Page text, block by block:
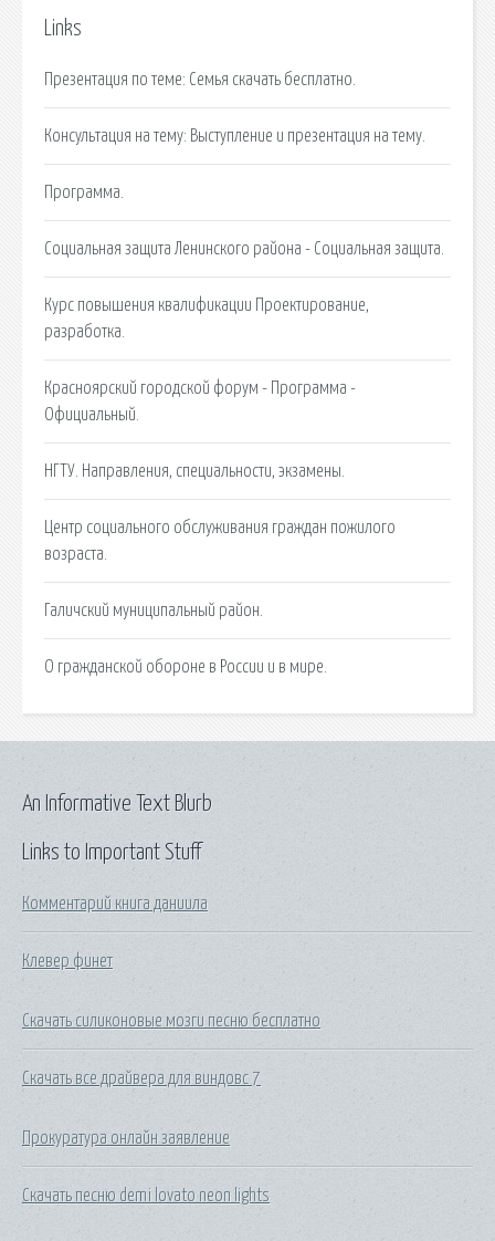
Links
Презентация по теме: Семья скачать бесплатно.
Консультация на тему: Выступление и презентация на тему.
Программа.
Социальная защита Ленинского района - Социальная защита.
Курс повышения квалификации Проектирование,
разработка.
Красноярский городской форум - Программа -
Официальный.
НГТУ. Направления, специальности, экзамены.
Центр социального обслуживания граждан пожилого
возраста.
Галичский муниципальный район.
О гражданской обороне в России и в мире.
Links to Important Stuff
Комментарий книга даниила
Клевер финет
Скачать силиконовые мозги песню бесплатно
Скачать все драйвера для виндовс 7
Прокуратура онлайн заявление
Скачать песню demi lovato neon lights
An Informative Text Blurb